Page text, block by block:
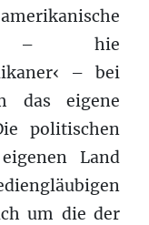
– hie
– bei
das eigene
politischen
Land
um die der